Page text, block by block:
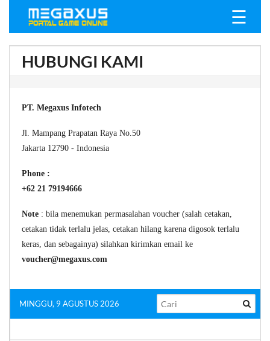
☰
HUBUNGI KAMI
PT. Megaxus Infotech
Jl. Mampang Prapatan Raya No.50
Jakarta 12790 - Indonesia
Phone :
+62 21 79194666
Note : bila menemukan permasalahan voucher (salah cetakan,
cetakan tidak terlalu jelas, cetakan hilang karena digosok terlalu
keras, dan sebagainya) silahkan kirimkan email ke
voucher@megaxus.com
MINGGU, 9 AGUSTUS 2026